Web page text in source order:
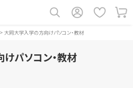
> 大同大学入学の方向けパソコン・教材
パソコン・教材